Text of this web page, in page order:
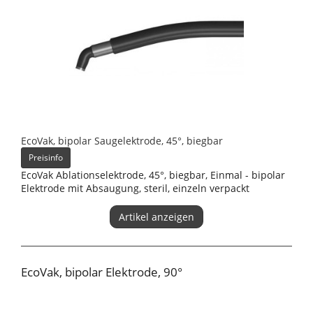
EcoVak, bipolar Saugelektrode, 45°, biegbar
Preisinfo
EcoVak Ablationselektrode, 45°, biegbar, Einmal - bipolar
Elektrode mit Absaugung, steril, einzeln verpackt
Artikel anzeigen
EcoVak, bipolar Elektrode, 90°